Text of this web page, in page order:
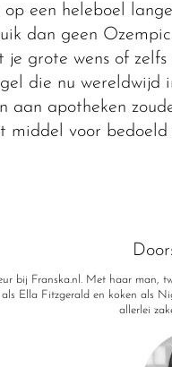
op een heleboel
dan geen
grote wens of
die nu wereldwijd
aan apotheken
middel voor
Door:
bij Franska.nl. Met haar man,
Ella Fitzgerald en koken als
allerlei